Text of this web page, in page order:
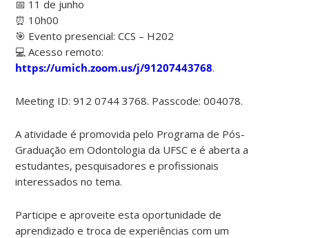
📅 11 de junho
⏰ 10h00
🎯 Evento presencial: CCS – H202
💻 Acesso remoto:
https://umich.zoom.us/j/91207443768.
Meeting ID: 912 0744 3768. Passcode: 004078.
A atividade é promovida pelo Programa de Pós-
Graduação em Odontologia da UFSC e é aberta a
estudantes, pesquisadores e profissionais
interessados no tema.
Participe e aproveite esta oportunidade de
aprendizado e troca de experiências com um